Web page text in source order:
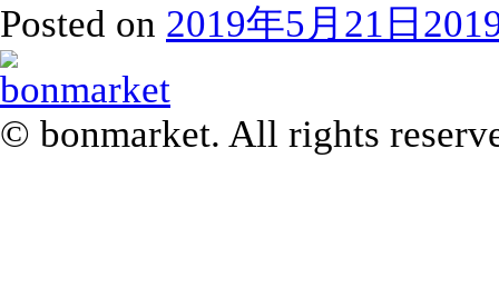
Posted on 2019年5月21日
© bonmarket. All rights